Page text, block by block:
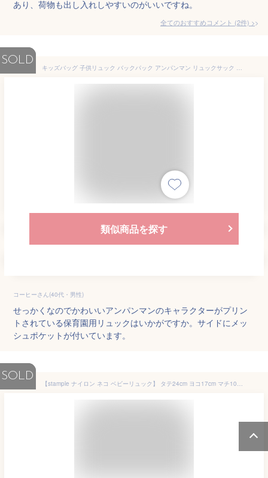
あり、荷物も出し入れしやすいのがいいですね。
全てのおすすめコメント (2件) >
SOLD
キッズバッグ 子供リュック バックパック アンパンマン リュックサック 双肩バッグ スクールバッグ 通園バッグ 携帯リュック ショルダーバッグ おしゃれ 可愛い 子供 低学年 男の子 女の子 大容量 軽量 小学生 低学年 幼稚園 通園 入学 遠足 旅行
類似商品を探す
コーヒーさん(40代・男性)
せっかくなのでかわいいアンパンマンのキャラクターがプリン
トされている保育園用リュックはいかがですか。サイドにメッ
シュポケットが付いています。
SOLD
【stample ナイロン ネコ ベビーリュック】 タテ24cm ヨコ17cm マチ10cm ◆ グレー マスタード ネイビー 1歳 2歳 3歳 4歳 キャット イエロー 猫 誕生日 出産祝 入園 入学 通学 遠足 お出かけ レッスンバッグ バックパック 習い事 撥水 速乾 スタンプル